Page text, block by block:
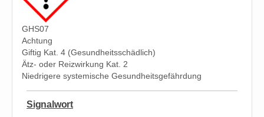
GHS07
Achtung
Giftig Kat. 4 (Gesundheitsschädlich)
Ätz- oder Reizwirkung Kat. 2
Niedrigere systemische Gesundheitsgefährdung
Signalwort